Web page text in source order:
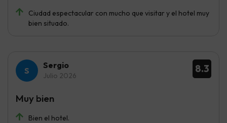
Ciudad espectacular con mucho que visitar y el hotel muy
bien situado.
8.3
Sergio
Julio 2026
Bien el hotel.
Muy bien